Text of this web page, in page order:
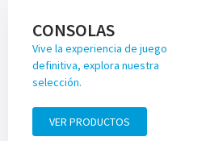
CONSOLAS
Vive la experiencia de juego
definitiva, explora nuestra
selección.
VER PRODUCTOS